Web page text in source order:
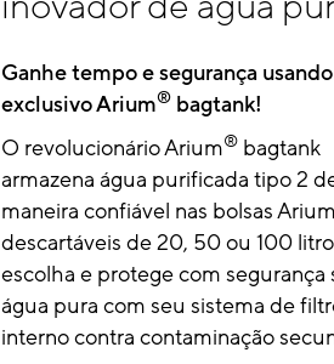
Ganhe tempo e segurança
exclusivo Arium® bagtank!
O revolucionário Arium® bagtank
armazena água purificada tipo 2
maneira confiável nas bolsas Arium
descartáveis ​​de 20, 50 ou 100
escolha e protege com segurança
água pura com seu sistema de
interno contra contaminação